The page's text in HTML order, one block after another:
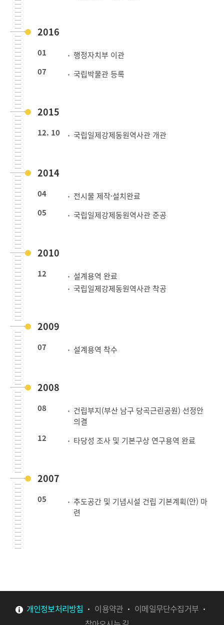
2016
01
행정자치부 이관
07
국립박물관 등록
2015
12. 10 국립일제강제동원역사관 개관
2014
04
전시물 제작·설치완료
05
국립일제강제동원역사관 준공
2010
12
설계용역 완료
국립일제강제동원역사관 착공
2009
07 설계용역 착수
2008
08
건립부지(부산 남구 당곡근린공원) 선정안
의결
12
타당성 조사 및 기본구상 연구용역 완료
2007
05
추도공간 및 기념시설 건립 기본계획(안) 마
련
개인정보처리방침 이용약관
이메일무단수집거부